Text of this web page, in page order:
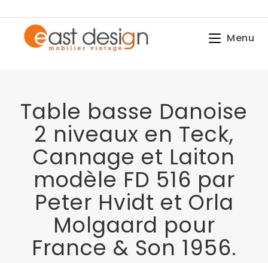
Menu
Table basse Danoise
2 niveaux en Teck,
Cannage et Laiton
modèle FD 516 par
Peter Hvidt et Orla
Molgaard pour
France & Son 1956.